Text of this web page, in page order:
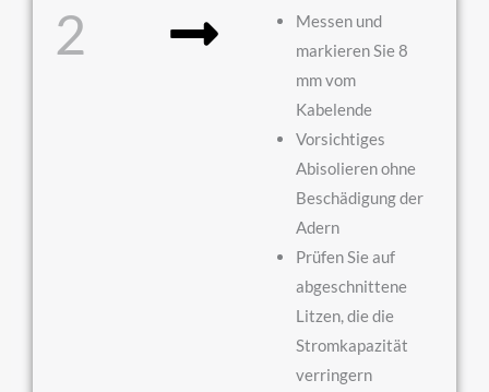
2
Messen und
markieren Sie 8
mm vom
Kabelende
Vorsichtiges
Abisolieren ohne
Beschädigung der
Adern
Prüfen Sie auf
abgeschnittene
Litzen, die die
Stromkapazität
verringern